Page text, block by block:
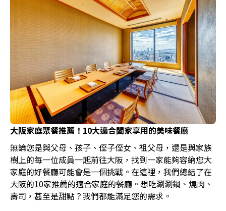
大阪家庭聚餐推薦！10大適合闔家享用的美味餐廳
無論您是與父母、孩子、侄子侄女、祖父母，還是與家族
樹上的每一位成員一起前往大阪，找到一家能夠容納您大
家庭的好餐廳可能會是一個挑戰。在這裡，我們總結了在
大阪的10家推薦的適合家庭的餐廳。想吃涮涮鍋、燒肉、
壽司，甚至是甜點？我們都能滿足您的需求。